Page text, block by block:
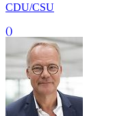
CDU/CSU
()